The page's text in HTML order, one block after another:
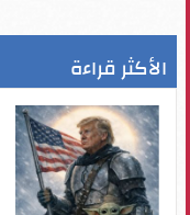
الأكثر قراءة